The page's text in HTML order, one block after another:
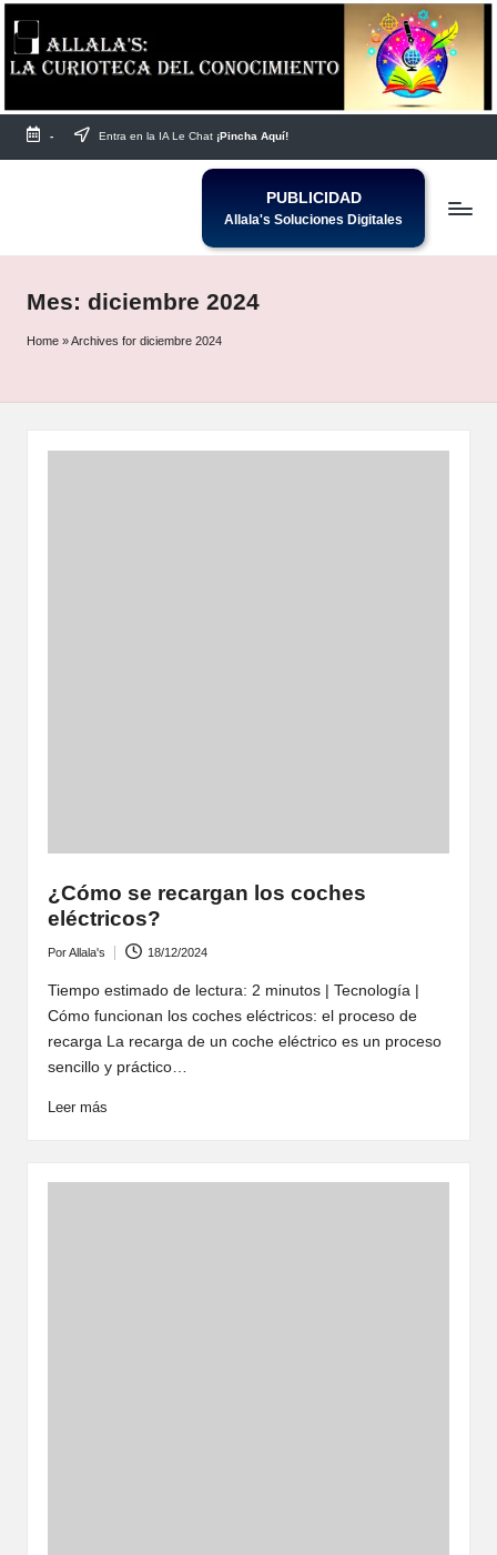
Saltar
al
- Entra en la IA Le Chat ¡Pincha Aquí!
PUBLICIDAD
Allala's Soluciones Digitales
Mes: diciembre 2024
Home »Archives for diciembre 2024
¿Cómo se recargan los coches
eléctricos?
por
PorAllala's 18/12/2024
Tiempo estimado de lectura: 2 minutos | Tecnología |
Cómo funcionan los coches eléctricos: el proceso de
recarga La recarga de un coche eléctrico es un proceso
sencillo y práctico…
Leer más